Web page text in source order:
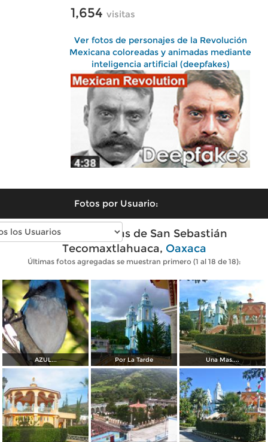
1,654 visitas
Ver fotos de personajes de la Revolución
Mexicana coloreadas y animadas mediante
inteligencia artificial (deepfakes)
Fotos por Usuario:
Fotos modernas de San Sebastián
Tecomaxtlahuaca, Oaxaca
Últimas fotos agregadas se muestran primero (1 al 18 de 18):
AZUL... Por La Tarde Una Mas....